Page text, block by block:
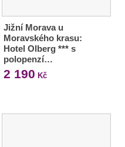
Jižní Morava u
Moravského krasu:
Hotel Olberg *** s
polopenzí…
2 190 Kč